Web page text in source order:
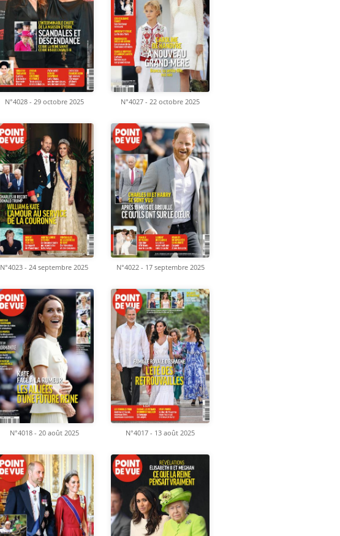
N°4028 - 29 octobre 2025 N°4027 - 22 octobre 2025
N°4023 - 24 septembre 2025 N°4022 - 17 septembre 2025
N°4018 - 20 août 2025 N°4017 - 13 août 2025